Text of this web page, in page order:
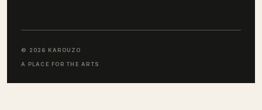
© 2026 KAROUZO
A PLACE FOR THE ARTS